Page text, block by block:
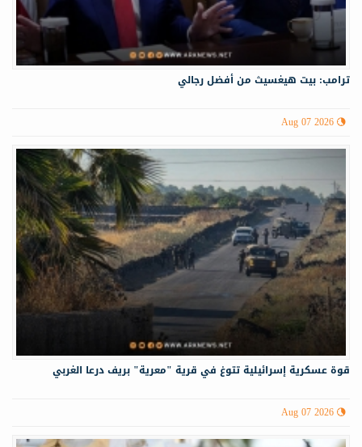
ترامب: بيت هيغسيث من أفضل رجالي
Aug 07 2026
قوة عسكرية إسرائيلية تتوغ في قرية "معرية" بريف درعا الغربي
Aug 07 2026